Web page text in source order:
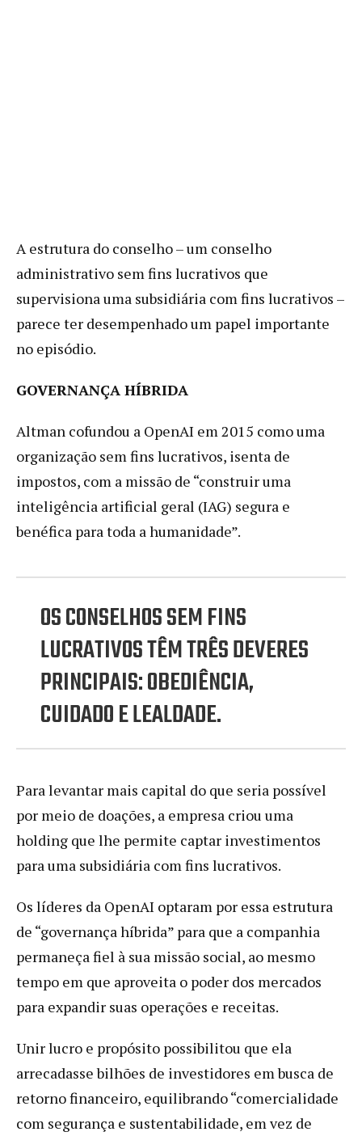
A estrutura do conselho – um conselho
administrativo sem fins lucrativos que
supervisiona uma subsidiária com fins lucrativos –
parece ter desempenhado um papel importante
no episódio.
GOVERNANÇA HÍBRIDA
Altman cofundou a OpenAI em 2015 como uma
organização sem fins lucrativos, isenta de
impostos, com a missão de “construir uma
inteligência artificial geral (IAG) segura e
benéfica para toda a humanidade”.
OS CONSELHOS SEM FINS
LUCRATIVOS TÊM TRÊS DEVERES
PRINCIPAIS: OBEDIÊNCIA,
CUIDADO E LEALDADE.
Para levantar mais capital do que seria possível
por meio de doações, a empresa criou uma
holding que lhe permite captar investimentos
para uma subsidiária com fins lucrativos.
Os líderes da OpenAI optaram por essa estrutura
de “governança híbrida” para que a companhia
permaneça fiel à sua missão social, ao mesmo
tempo em que aproveita o poder dos mercados
para expandir suas operações e receitas.
Unir lucro e propósito possibilitou que ela
arrecadasse bilhões de investidores em busca de
retorno financeiro, equilibrando “comercialidade
com segurança e sustentabilidade, em vez de